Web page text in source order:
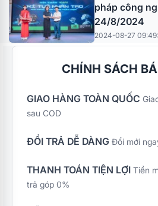
pháp công
24/8/2024
2024-08-27
CHÍNH SÁCH
GIAO HÀNG TOÀN QUỐC
sau COD
ĐỔI TRẢ DỄ DÀNG Đổi mới
THANH TOÁN TIỆN LỢI Tiền
trả góp 0%